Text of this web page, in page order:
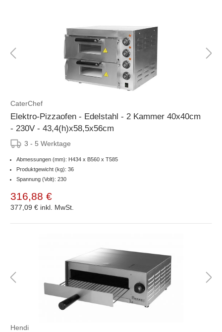
CaterChef
Elektro-Pizzaofen - Edelstahl - 2 Kammer 40x40cm
- 230V - 43,4(h)x58,5x56cm
3 - 5 Werktage
Abmessungen (mm): H434 x B560 x T585
Produktgewicht (kg): 36
Spannung (Volt): 230
316,88 €
377,09 € inkl. MwSt.
Hendi